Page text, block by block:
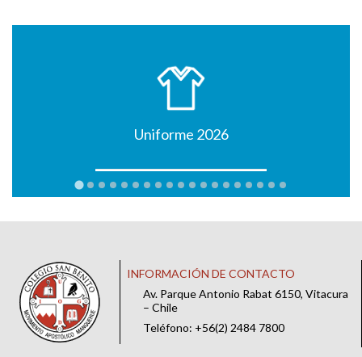
Uniforme 2026
INFORMACIÓN DE CONTACTO
Av. Parque Antonio Rabat 6150, Vitacura
– Chile
Teléfono: +56(2) 2484 7800